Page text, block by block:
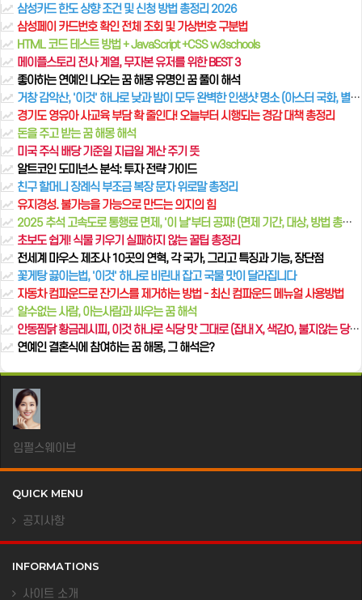
삼성카드 한도 상향 조건 및 신청 방법 총정리 2026
삼성페이 카드번호 확인 전체 조회 및 가상번호 구분법
HTML 코드 테스트 방법 + JavaScript +CSS w3schools
메이플스토리 전사 계열, 무자본 유저를 위한 BEST 3
좋아하는 연예인 나오는 꿈 해몽 유명인 꿈 풀이 해석
거창 감악산, '이것' 하나로 낮과 밤이 모두 완벽한 인생샷 명소 (아스터 국화, 별, 무지개 슬라이드 총정리)
경기도 영유아 사교육 부담 확 줄인다! 오늘부터 시행되는 경감 대책 총정리
돈을 주고 받는 꿈 해몽 해석
미국 주식 배당 기준일 지급일 계산 주기 뜻
알트코인 도미넌스 분석: 투자 전략 가이드
친구 할머니 장례식 부조금 복장 문자 위로말 총정리
유지경성. 불가능을 가능으로 만드는 의지의 힘
2025 추석 고속도로 통행료 면제, '이 날'부터 공짜! (면제 기간, 대상, 방법 총정리)
초보도 쉽게! 식물 키우기 실패하지 않는 꿀팁 총정리
전세계 마우스 제조사 10곳의 연혁, 각 국가, 그리고 특징과 기능, 장단점
꽃게탕 끓이는법, '이것' 하나로 비린내 잡고 국물 맛이 달라집니다
자동차 컴파운드로 잔기스를 제거하는 방법 - 최신 컴파운드 메뉴얼 사용방법
알수없는 사람, 아는사람과 싸우는 꿈 해석
안동찜닭 황금레시피, 이것 하나로 식당 맛 그대로 (잡내 X, 색감O, 불지않는 당면)
연예인 결혼식에 참여하는 꿈 해몽, 그 해석은?
임펄스웨이브
QUICK MENU
공지사항
INFORMATIONS
사이트 소개